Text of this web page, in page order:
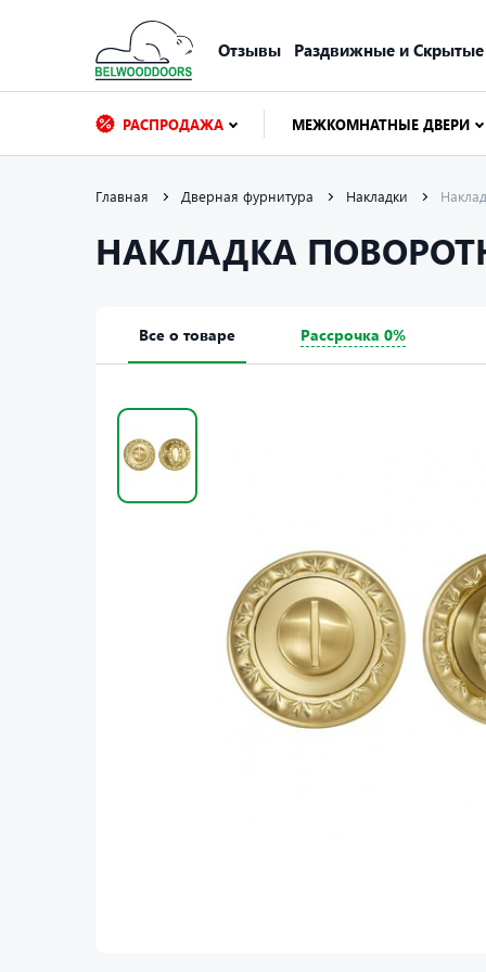
Отзывы Раздвижные и Скрытые
РАСПРОДАЖА МЕЖКОМНАТНЫЕ ДВЕРИ
Главная Дверная фурнитура Накладки
НАКЛАДКА
Все о товаре Рассрочка 0%